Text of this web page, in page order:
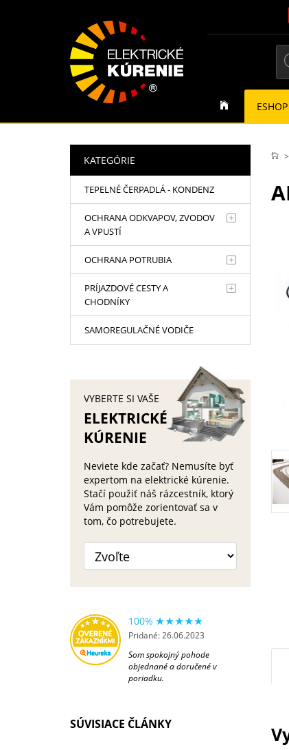
KATEGÓRIE
TEPELNÉ ČERPADLÁ - KONDENZ
OCHRANA ODKVAPOV, ZVODOV
A VPUSTÍ
OCHRANA POTRUBIA
PRÍJAZDOVÉ CESTY A
CHODNÍKY
SAMOREGULAČNÉ VODIČE
VYBERTE SI VAŠE
ELEKTRICKÉ
KÚRENIE
Neviete kde začať? Nemusíte byť
expertom na elektrické kúrenie.
Stačí použiť náš rázcestník, ktorý
Vám pomôže zorientovať sa v
tom, čo potrebujete.
100%
Pridané: 26.06.2023
Som spokojný pohode
objednané a doručené v
poriadku.
SÚVISIACE ČLÁNKY
ESHOP